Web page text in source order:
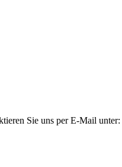
Sie uns per E-Mail unter: